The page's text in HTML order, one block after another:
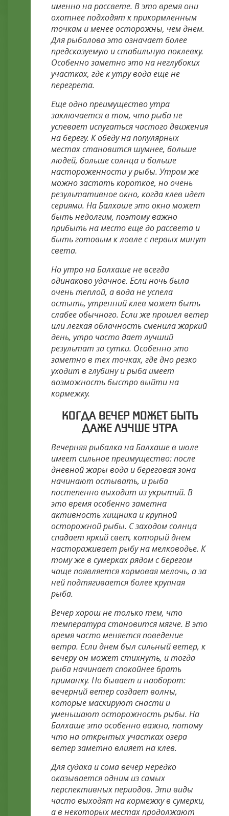
именно на рассвете. В это время они
охотнее подходят к прикормленным
точкам и менее осторожны, чем днем.
Для рыболова это означает более
предсказуемую и стабильную поклевку.
Особенно заметно это на неглубоких
участках, где к утру вода еще не
перегрета.
Еще одно преимущество утра
заключается в том, что рыба не
успевает испугаться частого движения
на берегу. К обеду на популярных
местах становится шумнее, больше
людей, больше солнца и больше
настороженности у рыбы. Утром же
можно застать короткое, но очень
результативное окно, когда клев идет
сериями. На Балхаше это окно может
быть недолгим, поэтому важно
прибыть на место еще до рассвета и
быть готовым к ловле с первых минут
света.
Но утро на Балхаше не всегда
одинаково удачное. Если ночь была
очень теплой, а вода не успела
остыть, утренний клев может быть
слабее обычного. Если же прошел ветер
или легкая облачность сменила жаркий
день, утро часто дает лучший
результат за сутки. Особенно это
заметно в тех точках, где дно резко
уходит в глубину и рыба имеет
возможность быстро выйти на
кормежку.
КОГДА ВЕЧЕР МОЖЕТ БЫТЬ
ДАЖЕ ЛУЧШЕ УТРА
Вечерняя рыбалка на Балхаше в июле
имеет сильное преимущество: после
дневной жары вода и береговая зона
начинают остывать, и рыба
постепенно выходит из укрытий. В
это время особенно заметна
активность хищника и крупной
осторожной рыбы. С заходом солнца
спадает яркий свет, который днем
настораживает рыбу на мелководье. К
тому же в сумерках рядом с берегом
чаще появляется кормовая мелочь, а за
ней подтягивается более крупная
рыба.
Вечер хорош не только тем, что
температура становится мягче. В это
время часто меняется поведение
ветра. Если днем был сильный ветер, к
вечеру он может стихнуть, и тогда
рыба начинает спокойнее брать
приманку. Но бывает и наоборот:
вечерний ветер создает волны,
которые маскируют снасти и
уменьшают осторожность рыбы. На
Балхаше это особенно важно, потому
что на открытых участках озера
ветер заметно влияет на клев.
Для судака и сома вечер нередко
оказывается одним из самых
перспективных периодов. Эти виды
часто выходят на кормежку в сумерки,
а в некоторых местах продолжают